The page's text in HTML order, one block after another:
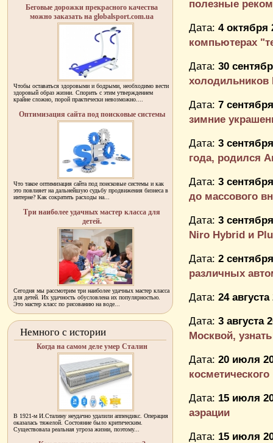
полезные
Дата: 4 октября
компьютерах
Дата: 30
холодильников
Дата: 7
зимние
Дата: 3
года, родился
Дата: 3
до массового
Дата: 3
Niro Hybrid и
Дата: 2
различных
Дата: 24
Дата: 3 августа
Москвой,
Дата: 20 июля
Дата: 15 июля
аэрации
Дата: 15 июля
Беговые дорожки прекрасного качества
можно заказать на globalsport.com.ua
Чтобы оставаться здоровыми и бодрыми, необходимо вести
здоровый образ жизни. Спорить с этим утверждением
крайне сложно, порой практически невозможно....
Оптимизация сайта под поисковые системы
Что такое оптимизация сайта под поисковые системы и как
это повлияет на дальнейшую судьбу продвижения бизнеса в
интерне? Как сократить расходы на...
Три наиболее удачных мастер класса для
детей.
Сегодня мы рассмотрим три наиболее удачных мастер класса
для детей. Их удачность обусловлена их популярностью.
Это мастер класс по рисованию на воде...
Немного с истории
Когда на самом деле умер Сталин
В 1921-м И.Сталину неудачно удалили аппендикс. Операция
оказалась тяжелой. Состояние было критическим.
Существовала реальная угроза жизни, поэтому...